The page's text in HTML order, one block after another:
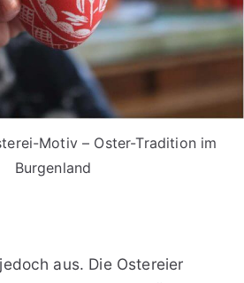
Motiv – Oster-Tradition im
Burgenland
aus. Die Ostereier